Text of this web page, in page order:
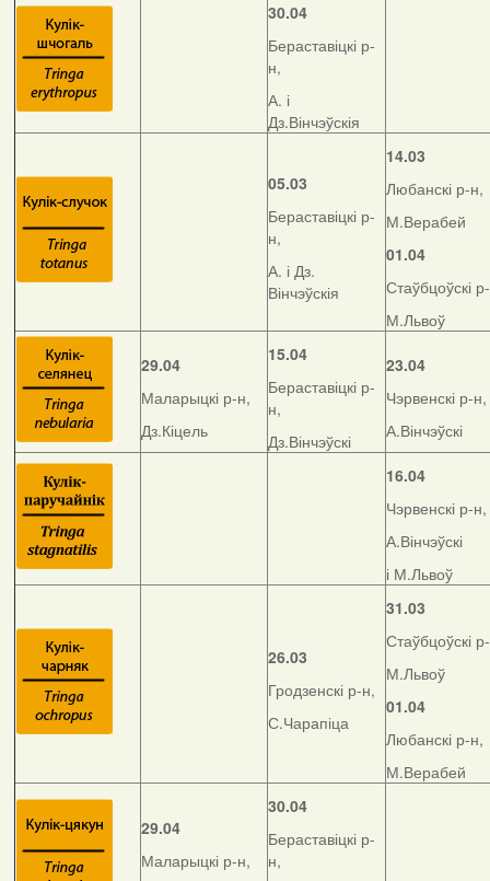
30.04
Бераставіцкі р-
н,
А. і
Дз.Вінчэўскія
05.03
Бераставіцкі р-
н,
А. і Дз.
Вінчэўскія
14.03
Любанскі р-н,
М.Верабей
01.04
Стаўбцоўскі
М.Львоў
29.04
Маларыцкі р-н,
Дз.Кіцель
15.04
Бераставіцкі р-
н,
Дз.Вінчэўскі
23.04
Чэрвенскі р-н,
А.Вінчэўскі
16.04
Чэрвенскі р-н,
А.Вінчэўскі
і М.Львоў
26.03
Гродзенскі р-н,
С.Чарапіца
31.03
Стаўбцоўскі
М.Львоў
01.04
Любанскі р-н,
М.Верабей
29.04
Маларыцкі р-н,
30.04
Бераставіцкі р-
н,